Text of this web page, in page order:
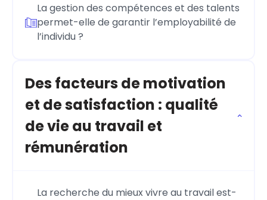
La gestion des compétences et des talents
permet-elle de garantir l’employabilité de
l’individu ?
Des facteurs de motivation
et de satisfaction : qualité
de vie au travail et
rémunération
La recherche du mieux vivre au travail est-